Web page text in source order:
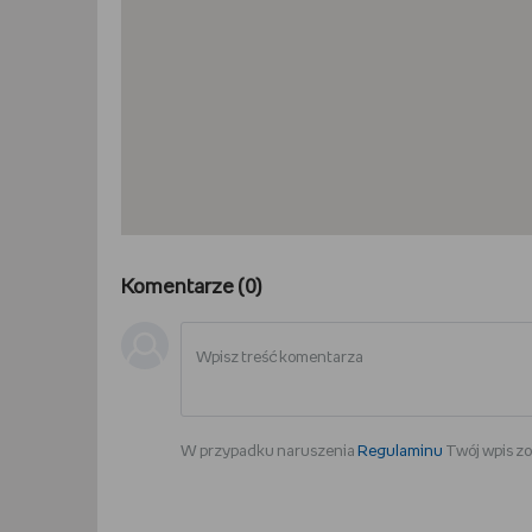
Komentarze (0)
W przypadku naruszenia Regulaminu Twój wpis